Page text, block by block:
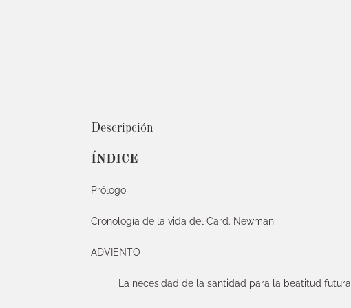
Descripción
ÍNDICE
Prólogo
Cronología de la vida del Card. Newman
ADVIENTO
La necesidad de la santidad para la beatitud futura